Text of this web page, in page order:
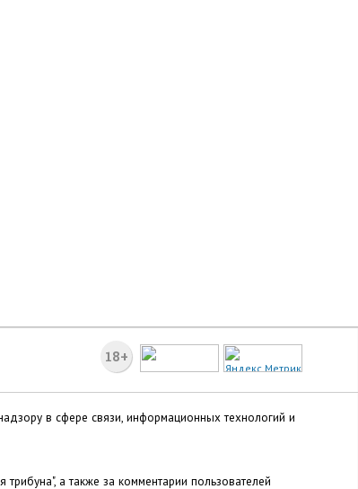
18+
в сфере связи, информационных технологий и
а также за комментарии пользователей